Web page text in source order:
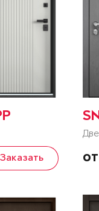
Заказать